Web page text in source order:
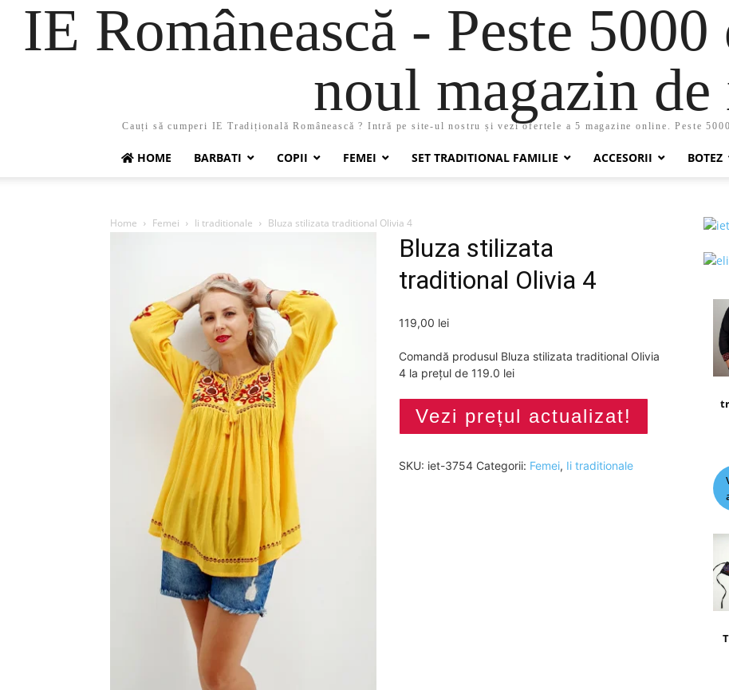
IE Românească - Peste
noul magazin
Cauți să cumperi IE Tradițională Românească ? Intră pe site-ul nostru și vezi ofertele a 5 magazine online. Peste
HOME BARBATI COPII FEMEI SET TRADITIONAL FAMILIE ACCESORII BOTEZ
Home Femei Ii traditionale Bluza stilizata traditional Olivia 4
Bluza stilizata
traditional Olivia 4
119,00 lei
Comandă produsul Bluza stilizata traditional Olivia
4 la prețul de 119.0 lei
Vezi prețul actualizat!
SKU: iet-3754 Categorii: Femei, Ii traditionale